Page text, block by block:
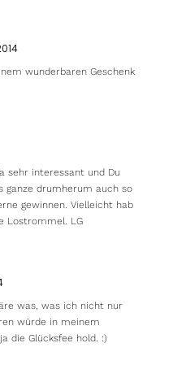
wunderbaren Geschenk
sehr interessant und Du
ganze drumherum auch so
gewinnen. Vielleicht hab
Lostrommel. LG
was, was ich nicht nur
würde in meinem
die Glücksfee hold. :)